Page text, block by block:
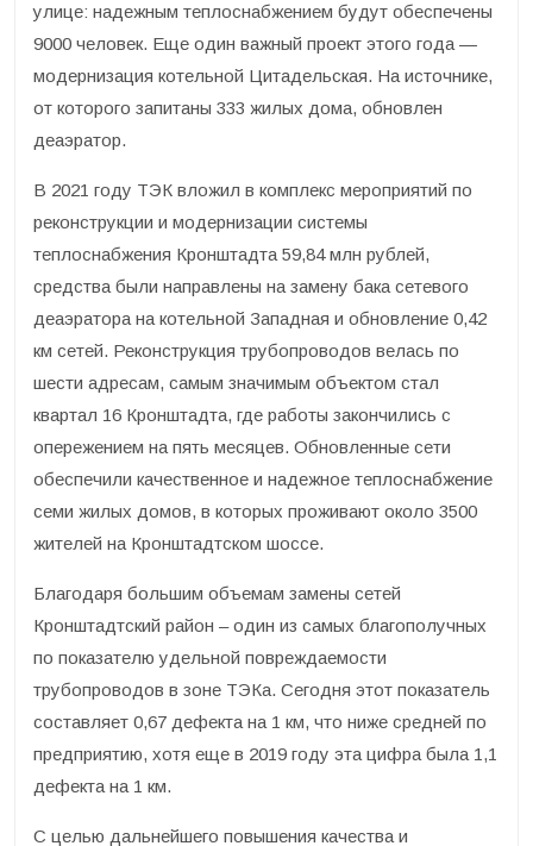
улице: надежным теплоснабжением будут обеспечены
9000 человек. Еще один важный проект этого года —
модернизация котельной Цитадельская. На источнике,
от которого запитаны 333 жилых дома, обновлен
деаэратор.
В 2021 году ТЭК вложил в комплекс мероприятий по
реконструкции и модернизации системы
теплоснабжения Кронштадта 59,84 млн рублей,
средства были направлены на замену бака сетевого
деаэратора на котельной Западная и обновление 0,42
км сетей. Реконструкция трубопроводов велась по
шести адресам, самым значимым объектом стал
квартал 16 Кронштадта, где работы закончились с
опережением на пять месяцев. Обновленные сети
обеспечили качественное и надежное теплоснабжение
семи жилых домов, в которых проживают около 3500
жителей на Кронштадтском шоссе.
Благодаря большим объемам замены сетей
Кронштадтский район – один из самых благополучных
по показателю удельной повреждаемости
трубопроводов в зоне ТЭКа. Сегодня этот показатель
составляет 0,67 дефекта на 1 км, что ниже средней по
предприятию, хотя еще в 2019 году эта цифра была 1,1
дефекта на 1 км.
С целью дальнейшего повышения качества и